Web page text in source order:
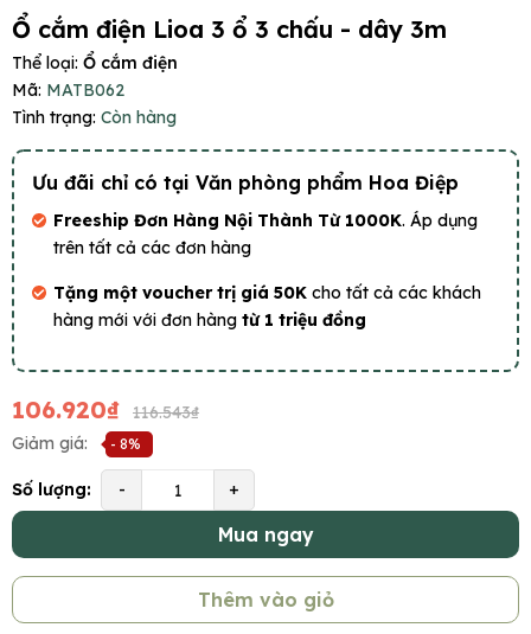
Ổ cắm điện Lioa 3 ổ 3 chấu - dây 3m
Thể loại: Ổ cắm điện
Mã: MATB062
Tình trạng: Còn hàng
Ưu đãi chỉ có tại Văn phòng phẩm Hoa Điệp
Freeship Đơn Hàng Nội Thành Từ 1000K. Áp dụng
trên tất cả các đơn hàng
Tặng một voucher trị giá 50K cho tất cả các khách
hàng mới với đơn hàng từ 1 triệu đồng
106.920₫
116.543₫
Giảm giá:
- 8%
Số lượng: - +
Mua ngay
Thêm vào giỏ